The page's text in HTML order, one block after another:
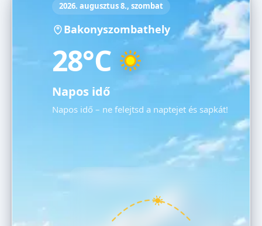
2026. augusztus 8., szombat
Bakonyszombathely
28°C
Napos idő
Napos idő – ne felejtsd a naptejet és sapkát!